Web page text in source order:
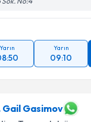
Yarın Yarın
09:10
Gail Gasimov